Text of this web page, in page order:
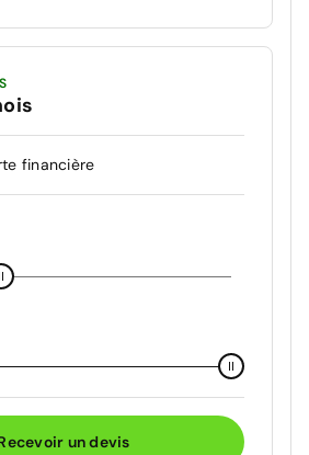
financière
un devis